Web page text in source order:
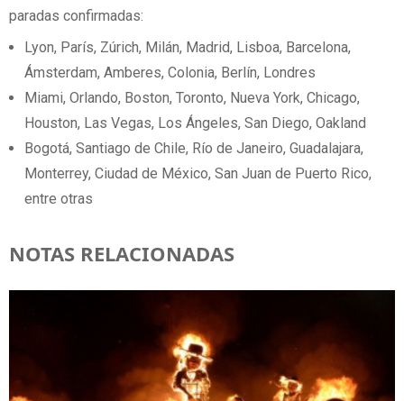
paradas confirmadas:
Lyon, París, Zúrich, Milán, Madrid, Lisboa, Barcelona,
Ámsterdam, Amberes, Colonia, Berlín, Londres
Miami, Orlando, Boston, Toronto, Nueva York, Chicago,
Houston, Las Vegas, Los Ángeles, San Diego, Oakland
Bogotá, Santiago de Chile, Río de Janeiro, Guadalajara,
Monterrey, Ciudad de México, San Juan de Puerto Rico,
entre otras
NOTAS RELACIONADAS